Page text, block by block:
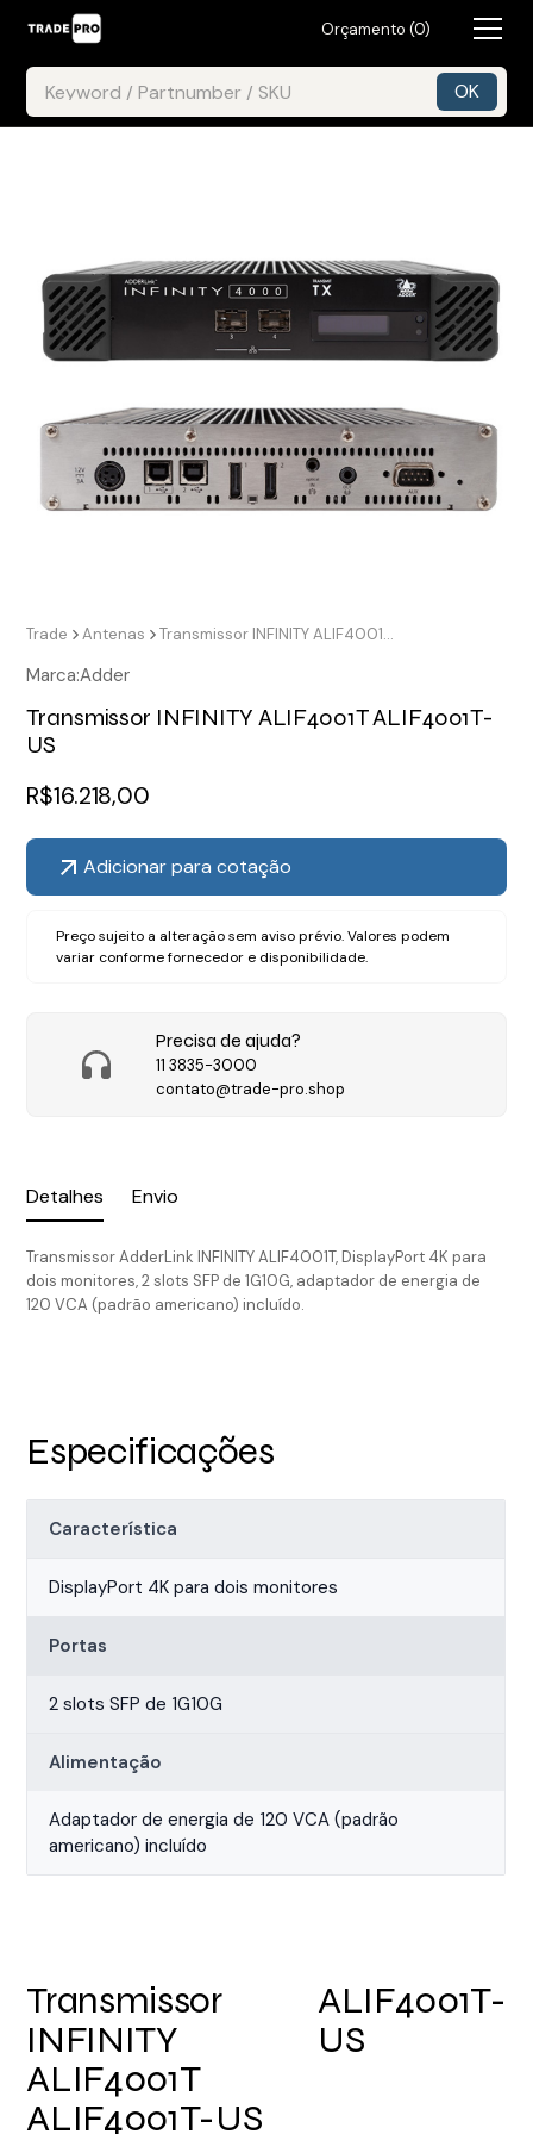
Orçamento (0)
Detalhes Envio
Transmissor AdderLink INFINITY ALIF4001T, DisplayPort 4K para
dois monitores, 2 slots SFP de 1G10G, adaptador de energia de
120 VCA (padrão americano) incluído.
Trade Antenas Transmissor INFINITY ALIF4001T ALIF4001T-US
Marca:Adder
Transmissor INFINITY ALIF4001T ALIF4001T-
US
R$16.218,00
Adicionar para cotação
Preço sujeito a alteração sem aviso prévio. Valores podem
variar conforme fornecedor e disponibilidade.
Precisa de ajuda?
11 3835-3000
contato@trade-pro.shop
Especificações
Característica
DisplayPort 4K para dois monitores
Portas
2 slots SFP de 1G10G
Alimentação
Adaptador de energia de 120 VCA (padrão
americano) incluído
Transmissor
INFINITY
ALIF4001T
ALIF4001T-US
ALIF4001T-
US